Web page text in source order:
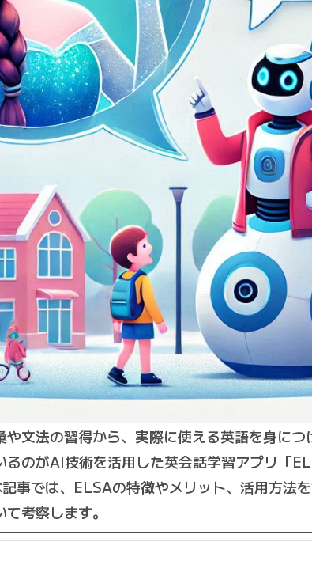
文法の習得から、実際に使える英語を身に
るのがAI技術を活用した英会話学習アプリ「
では、ELSAの特徴やメリット、活用方法
考察します。